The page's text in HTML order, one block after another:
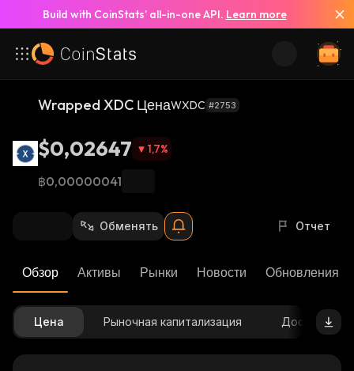
Build with CoinStats’ all-in-one API. Learn more
Wrapped XDC ЦенаWXDC #2753
$0,02647 1,7%
฿0,00000041
Обменять Отчет
Обзор Активы Рынки Новости Обновления
Цена Рыночная капитализация Доступное